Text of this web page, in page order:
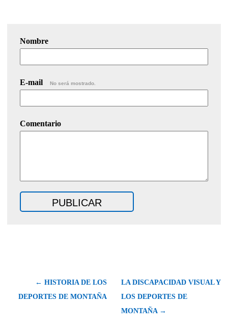
Nombre
E-mail No será mostrado.
Comentario
← HISTORIA DE LOS
DEPORTES DE MONTAÑA
LA DISCAPACIDAD VISUAL Y
LOS DEPORTES DE
MONTAÑA →